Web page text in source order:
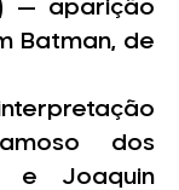
— aparição
Batman, de
dos
e Joaquin